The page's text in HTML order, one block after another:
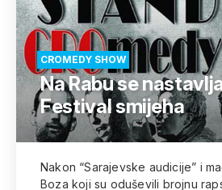
CROMEDY SHOW
Na Rabu se
Festival smijeha
Nakon “Sarajevske audicije” i
Boza koji su oduševili brojnu